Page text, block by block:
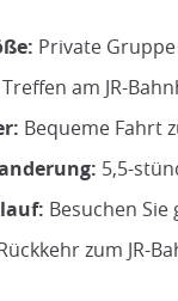
Private
Treffen am JR-
Bequeme Fahrt
5,5-
Besuchen
zum JR-